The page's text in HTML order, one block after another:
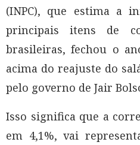
(INPC), que estima a
principais itens de
brasileiras, fechou o
acima do reajuste do
pelo governo de Jair
Isso significa que a
em 4,1%, vai